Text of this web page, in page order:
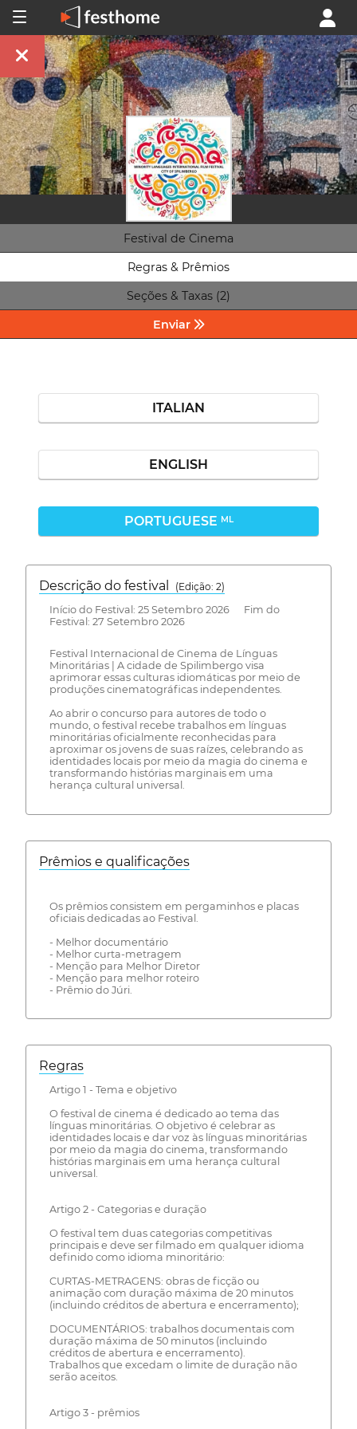
Festival de Cinema
Regras & Prêmios
Seções & Taxas (2)
Enviar
ITALIAN
ENGLISH
PORTUGUESE ML
Descrição do festival
(Edição: 2)
Início do Festival: 25 Setembro 2026 Fim do
Festival: 27 Setembro 2026
Festival Internacional de Cinema de Línguas
Minoritárias | A cidade de Spilimbergo visa
aprimorar essas culturas idiomáticas por meio de
produções cinematográficas independentes.
Ao abrir o concurso para autores de todo o
mundo, o festival recebe trabalhos em línguas
minoritárias oficialmente reconhecidas para
aproximar os jovens de suas raízes, celebrando as
identidades locais por meio da magia do cinema e
transformando histórias marginais em uma
herança cultural universal.
Prêmios e qualificações
Os prêmios consistem em pergaminhos e placas
oficiais dedicadas ao Festival.
- Melhor documentário
- Melhor curta-metragem
- Menção para Melhor Diretor
- Menção para melhor roteiro
- Prêmio do Júri.
Regras
Artigo 1 - Tema e objetivo
O festival de cinema é dedicado ao tema das
línguas minoritárias. O objetivo é celebrar as
identidades locais e dar voz às línguas minoritárias
por meio da magia do cinema, transformando
histórias marginais em uma herança cultural
universal.
Artigo 2 - Categorias e duração
O festival tem duas categorias competitivas
principais e deve ser filmado em qualquer idioma
definido como idioma minoritário:
CURTAS-METRAGENS: obras de ficção ou
animação com duração máxima de 20 minutos
(incluindo créditos de abertura e encerramento);
DOCUMENTÁRIOS: trabalhos documentais com
duração máxima de 50 minutos (incluindo
créditos de abertura e encerramento).
Trabalhos que excedam o limite de duração não
serão aceitos.
Artigo 3 - prêmios